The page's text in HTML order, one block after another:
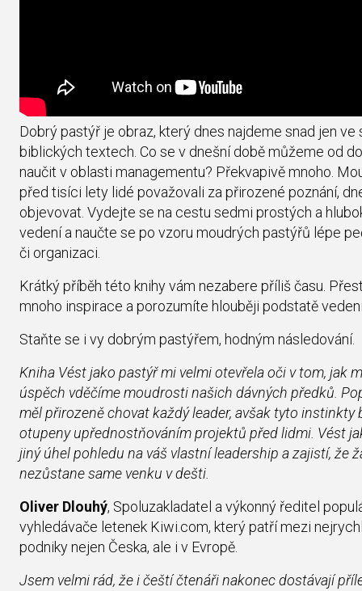
Dobrý pastýř je obraz, který dnes najdeme snad jen ve
biblických textech. Co se v dnešní době můžeme od
naučit v oblasti managementu? Překvapivě mnoho.
před tisíci lety lidé považovali za přirozené poznání,
objevovat. Vydejte se na cestu sedmi prostých a
vedení a naučte se po vzoru moudrých pastýřů lépe
či organizaci.
Krátký příběh této knihy vám nezabere příliš času.
mnoho inspirace a porozumíte hlouběji podstatě
Staňte se i vy dobrým pastýřem, hodným následování.
Kniha Vést jako pastýř mi velmi otevřela oči v tom, jak
úspěch vděčíme moudrosti našich dávných předků.
měl přirozeně chovat každý leader, avšak tyto instinkty
otupeny upřednostňováním projektů před lidmi. Vést
jiný úhel pohledu na váš vlastní leadership a zajistí, že
nezůstane same venku v dešti.
Oliver Dlouhý, Spoluzakladatel a výkonný ředitel
vyhledávače letenek Kiwi.com, který patří mezi
podniky nejen Česka, ale i v Evropě.
Jsem velmi rád, že i čeští čtenáři nakonec dostávají